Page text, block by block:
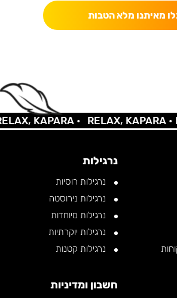
מאיתנו מלא הטבות
KAPARA • RELAX, KAPARA •
נרגילות
נרגילות רוסיות
נרגילות נירוסטה
נרגילות מיוחדות
נרגילות יוקרתיות
נרגילות קטנות
חשבון ומדיניות